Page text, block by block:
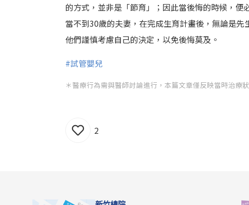
的方式，並非是「節育」；因此當後悔的時候，便
當不到30歲的夫妻，在完成生育計畫後，無論是
他們謹慎考慮自己的決定，以免後悔莫及。
#試管嬰兒
＊醫療行為需與醫師討論進行，本篇文章僅反映當時治療
2